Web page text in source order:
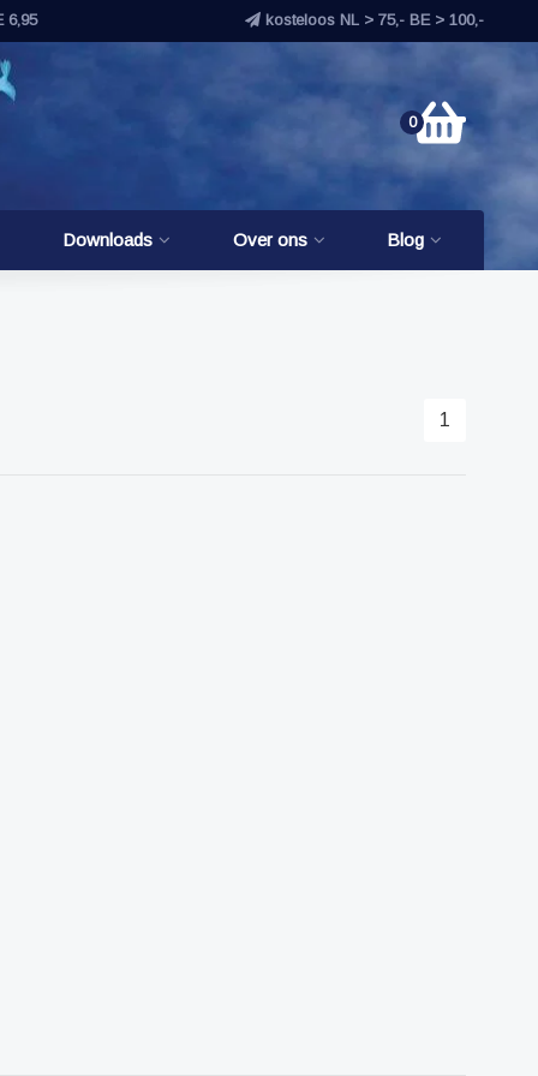
6,95 kosteloos NL > 75,- BE > 100,-
0
Downloads Over ons Blog
1